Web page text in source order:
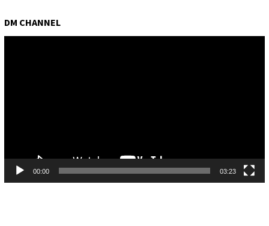
DM CHANNEL
00:00 03:23